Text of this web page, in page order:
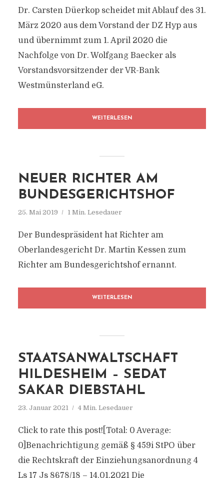
Dr. Carsten Düerkop scheidet mit Ablauf des 31.
März 2020 aus dem Vorstand der DZ Hyp aus
und übernimmt zum 1. April 2020 die
Nachfolge von Dr. Wolfgang Baecker als
Vorstandsvorsitzender der VR-Bank
Westmünsterland eG.
WEITERLESEN
NEUER RICHTER AM
BUNDESGERICHTSHOF
25. Mai 2019 1 Min. Lesedauer
Der Bundespräsident hat Richter am
Oberlandesgericht Dr. Martin Kessen zum
Richter am Bundesgerichtshof ernannt.
WEITERLESEN
STAATSANWALTSCHAFT
HILDESHEIM – SEDAT
SAKAR DIEBSTAHL
23. Januar 2021 4 Min. Lesedauer
Click to rate this post![Total: 0 Average:
0]Benachrichtigung gemäß § 459i StPO über
die Rechtskraft der Einziehungsanordnung 4
Ls 17 Js 8678/​18 – 14.01.2021 Die